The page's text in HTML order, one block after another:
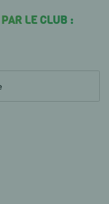
LE CLUB :